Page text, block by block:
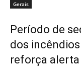
Gerais
Período de
dos
reforça